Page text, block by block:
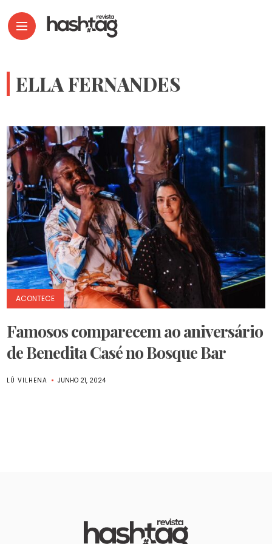
ELLA FERNANDES
ACONTECE
Famosos comparecem ao aniversário
de Benedita Casé no Bosque Bar
LÚ VILHENA JUNHO 21, 2024